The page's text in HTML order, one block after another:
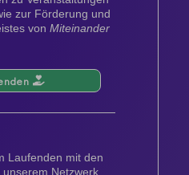
zur Förderung und
vonMiteinander
Laufenden mit den
Netzwerk.